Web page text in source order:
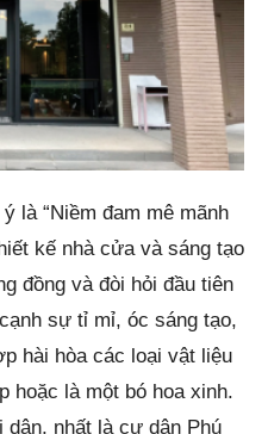
là “Niềm đam mê mãnh
kế nhà cửa và sáng tạo
đồng và đòi hỏi đầu tiên
sự tỉ mỉ, óc sáng tạo,
hài hòa các loại vật liệu
hoặc là một bó hoa xinh.
nhất là cư dân Phú